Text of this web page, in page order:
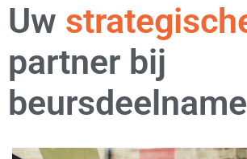
Uw flexibele
partner bij
beursdeelname